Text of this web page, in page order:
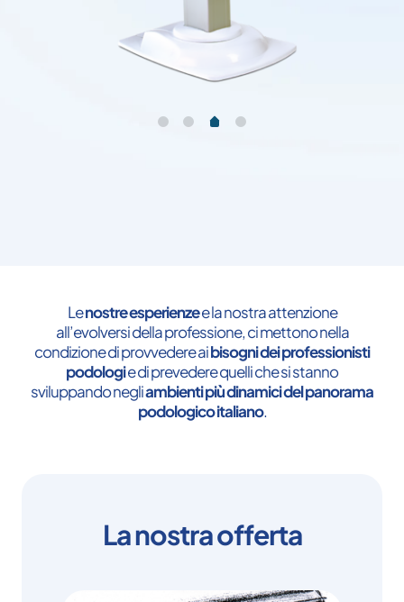
Lenostre esperienzee la nostra attenzione
all’evolversi della professione, ci mettono nella
condizione di provvedere aibisogni dei professionisti
podologie di prevedere quelli che si stanno
sviluppando negliambienti più dinamici del panorama
podologico italiano.
La nostra offerta